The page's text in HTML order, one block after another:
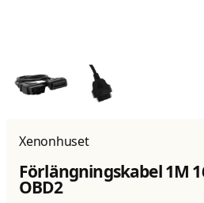
Xenonhuset
Förlängningskabel 1M
OBD2